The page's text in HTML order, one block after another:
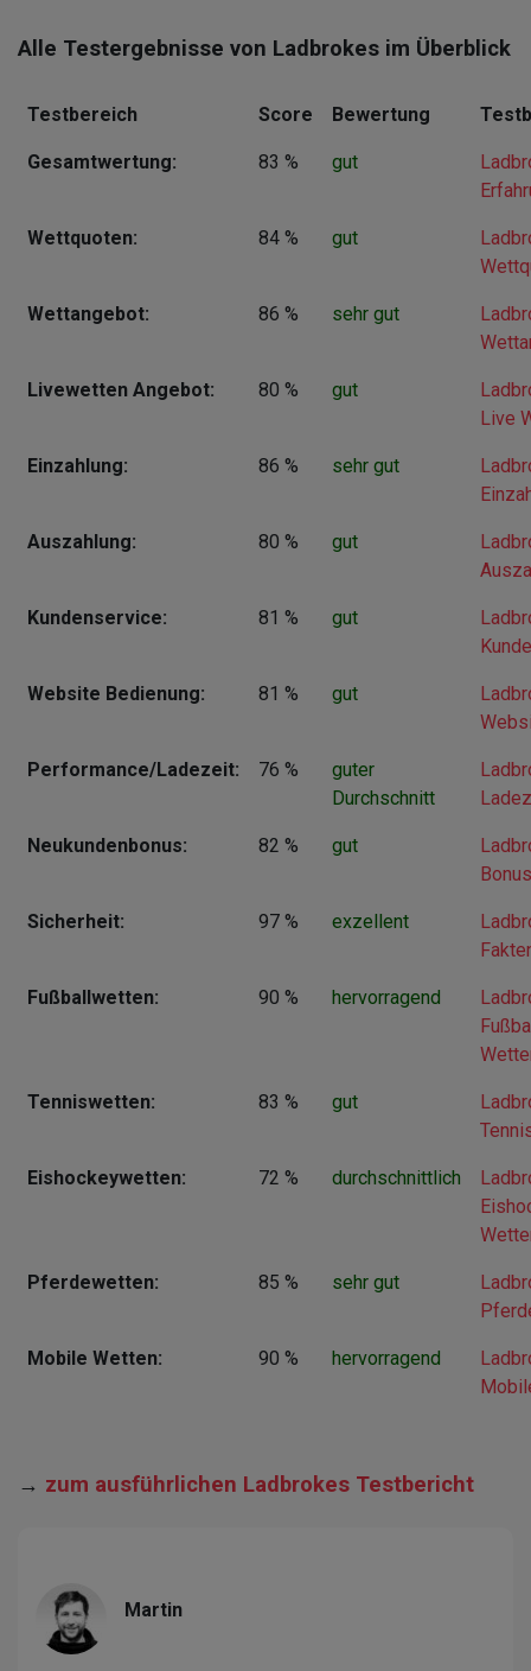
Alle Testergebnisse von Ladbrokes im Überblick
Testbereich Score Bewertung
Gesamtwertung: 83 % gut
Wettquoten: 84 % gut
Wettangebot: 86 % sehr gut
Livewetten Angebot: 80 % gut
Live
Einzahlung: 86 % sehr gut
Auszahlung: 80 % gut
Kundenservice: 81 % gut
Website Bedienung: 81 % gut
Performance/Ladezeit: 76 %
guter
Durchschnitt
Neukundenbonus: 82 % gut
Bonus
Sicherheit: 97 % exzellent
Fußballwetten: 90 % hervorragend
Tenniswetten: 83 % gut
Eishockeywetten: 72 % durchschnittlich
Pferdewetten: 85 % sehr gut
Mobile Wetten: 90 % hervorragend
→ zum ausführlichen Ladbrokes Testbericht
Martin